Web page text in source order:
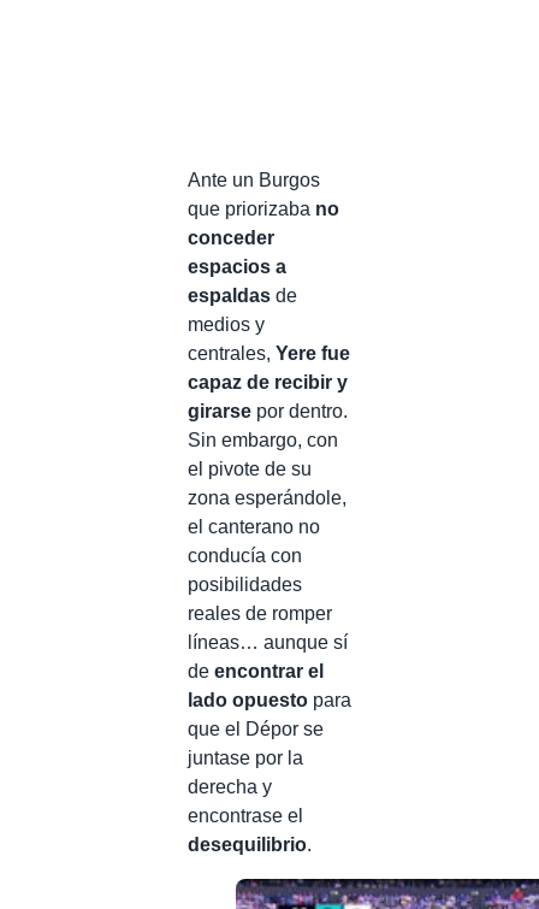
Ante un Burgos
que priorizaba no
conceder
espacios a
espaldas de
medios y
centrales, Yere fue
capaz de recibir y
girarse por dentro.
Sin embargo, con
el pivote de su
zona esperándole,
el canterano no
conducía con
posibilidades
reales de romper
líneas… aunque sí
de encontrar el
lado opuesto para
que el Dépor se
juntase por la
derecha y
encontrase el
desequilibrio.